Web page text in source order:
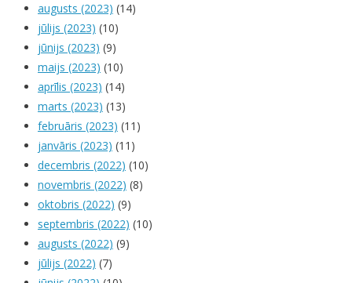
augusts (2023) (14)
jūlijs (2023) (10)
jūnijs (2023) (9)
maijs (2023) (10)
aprīlis (2023) (14)
marts (2023) (13)
februāris (2023) (11)
janvāris (2023) (11)
decembris (2022) (10)
novembris (2022) (8)
oktobris (2022) (9)
septembris (2022) (10)
augusts (2022) (9)
jūlijs (2022) (7)